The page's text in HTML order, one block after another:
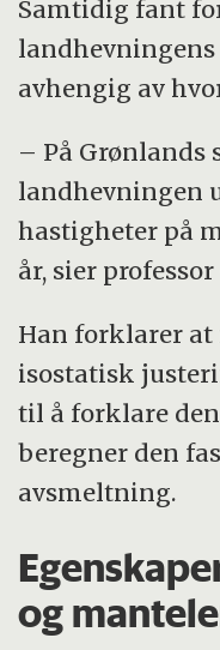
Samtidig fant
avhengig av
– På Grønlands
landhevningen
hastigheter på
år, sier
Han forklarer at
isostatisk
til å forklare
beregner den
avsmeltning.
og